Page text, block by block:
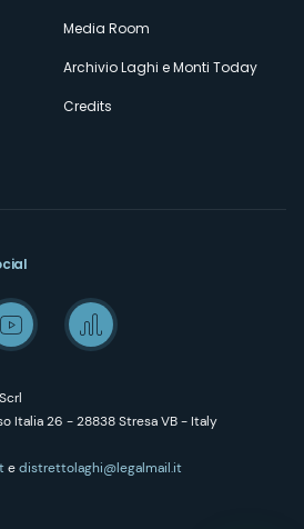
Media Room
Archivio Laghi e Monti Today
Credits
Italia 26 - 28838 Stresa VB - Italy
edistrettolaghi@legalmail.it